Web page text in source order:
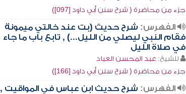
جزء من محاضرة ( شرح سنن أبي داود [097])
الفهرس: شرح حديث (بت عند خالتي ميمونة
فقام النبي ليصلي من الليل...) , تابع باب ما جاء
في صلاة الليل
للشيخ: عبد المحسن العباد
جزء من محاضرة ( شرح سنن أبي داود [166])
الفهرس: شرح حديث ابن عباس في المواقيت ,